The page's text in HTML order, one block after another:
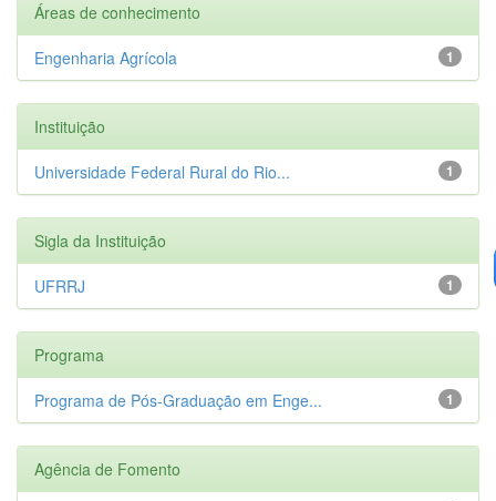
Áreas de conhecimento
1
Engenharia Agrícola
Instituição
1
Universidade Federal Rural do Rio...
Sigla da Instituição
1
UFRRJ
Programa
1
Programa de Pós-Graduação em Enge...
Agência de Fomento